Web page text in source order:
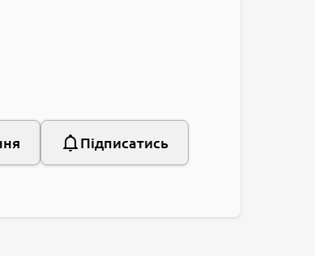
Підписатись